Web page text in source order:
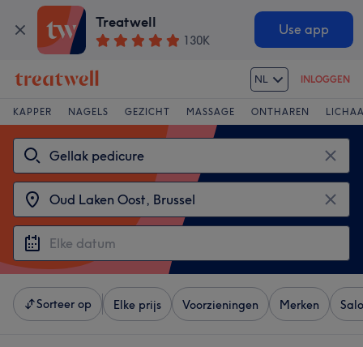
Treatwell
130K
Use app
NL INLOGGEN
KAPPER NAGELS GEZICHT MASSAGE ONTHAREN
Sorteer op Elke prijs Voorzieningen Merken